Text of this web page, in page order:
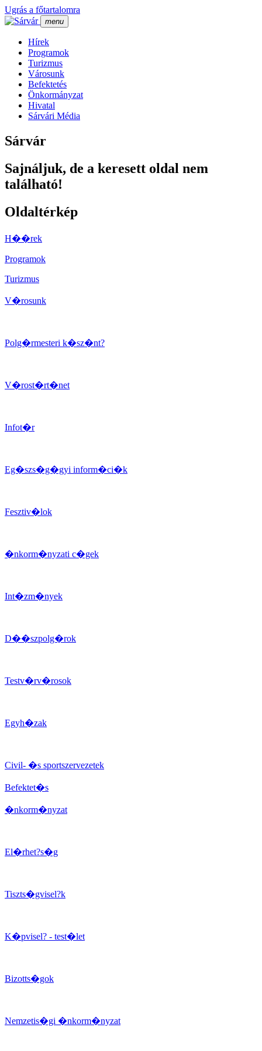
Ugrás a főtartalomra
menu
Hí­rek
Programok
Turizmus
Városunk
Befektetés
Önkormányzat
Hivatal
Sárvári Média
Sárvár
Sajnáljuk, de a keresett oldal nem
található!
Oldaltérkép
H��rek
Programok
Turizmus
V�rosunk
Polg�rmesteri k�sz�nt?
V�rost�rt�net
Infot�r
Eg�szs�g�gyi inform�ci�k
Fesztiv�lok
�nkorm�nyzati c�gek
Int�zm�nyek
D��szpolg�rok
Testv�rv�rosok
Egyh�zak
Civil- �s sportszervezetek
Befektet�s
�nkorm�nyzat
El�rhet?s�g
Tiszts�gvisel?k
K�pvisel? - test�let
Bizotts�gok
Nemzetis�gi �nkorm�nyzat